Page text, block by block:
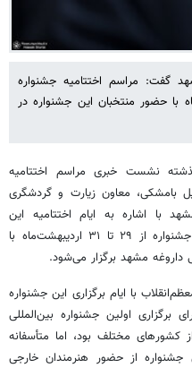
گفت: مراسم اختتامیه جشنواره
۲۹ تا ۳۱ اردیبهشت‌ماه با حضور منتخبان این جشنواره در
نشست خبری مراسم اختتامیه
بامشکی، معاون زیارت و گردشگری
با اشاره به ایام اختتامیه این
جشنواره، اظهارکرد: مراسم اختتامیه این جشنواره از ۲۹ تا ۳۱ اردیبهشت‌ماه با
داروغه مشهد برگزار می‌شود.
با ایام برگزاری این جشنواره
برگزاری اولین جشنواره بین‌المللی
کشورهای مختلف بود، اما متأسفانه
از حضور هنرمندان خارجی